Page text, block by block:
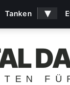
Tanken ▾